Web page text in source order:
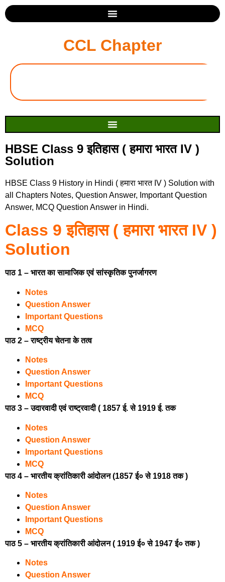
CCL Chapter
HBSE Class 9 इतिहास ( हमारा भारत IV )
Solution
HBSE Class 9 History in Hindi ( हमारा भारत IV ) Solution with
all Chapters Notes, Question Answer, Important Question
Answer, MCQ Question Answer in Hindi.
Class 9 इतिहास ( हमारा भारत IV )
Solution
पाठ 1 – भारत का सामाजिक एवं सांस्कृतिक पुनर्जागरण
Notes
Question Answer
Important Questions
MCQ
पाठ 2 – राष्ट्रीय चेतना के तत्व
Notes
Question Answer
Important Questions
MCQ
पाठ 3 – उदारवादी एवं राष्ट्रवादी ( 1857 ई. से 1919 ई. तक
Notes
Question Answer
Important Questions
MCQ
पाठ 4 – भारतीय क्रांतिकारी आंदोलन (1857 ई० से 1918 तक )
Notes
Question Answer
Important Questions
MCQ
पाठ 5 – भारतीय क्रांतिकारी आंदोलन ( 1919 ई० से 1947 ई० तक )
Notes
Question Answer